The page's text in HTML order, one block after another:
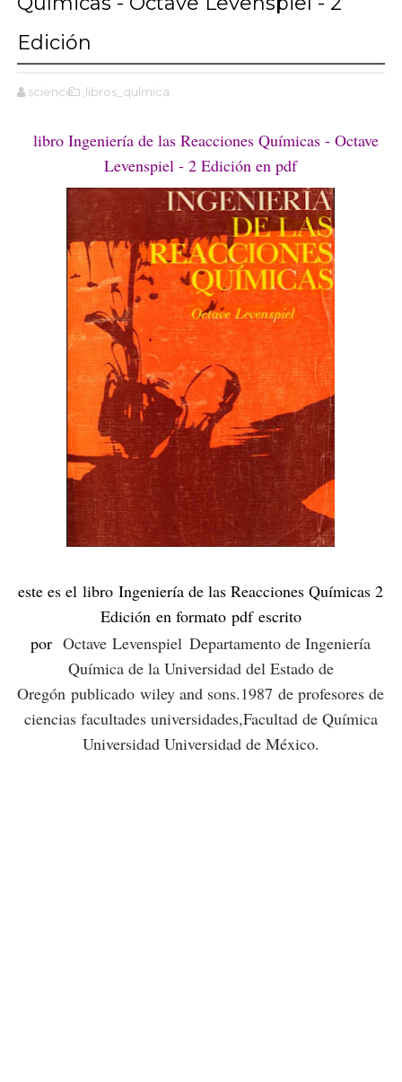
Edición
science ,libros_química
libro Ingeniería de las Reacciones Químicas - Octave
Levenspiel - 2 Edición en pdf
este es el libroIngeniería de las Reacciones Químicas 2
Edición en formato pdf escrito
por OctaveLevenspiel Departamento de Ingeniería
Química de la Universidad del Estado de
Oregónpublicado wiley and sons.1987de profesores de
ciencias facultades universidades,Facultad de Química
Universidad Universidad de México.